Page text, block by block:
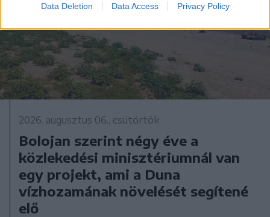
Data Deletion Data Access Privacy Policy
2026. augusztus 06., csütörtök
Bolojan szerint négy éve a
közlekedési minisztériumnál van
egy projekt, ami a Duna
vízhozamának növelését segítené
elő